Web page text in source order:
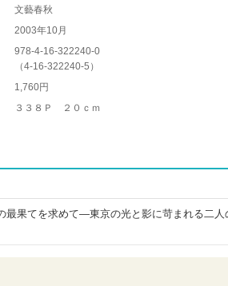
文藝春秋
2003年10月
978-4-16-322240-0
（4-16-322240-5 ）
1,760円
３３８Ｐ ２０ｃｍ
最果てを求めて―東京の光と影に苛まれる二